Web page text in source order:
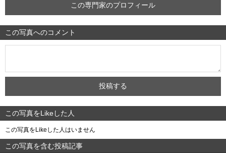
この専門家のプロフィール
この写真へのコメント
この写真をLikeした人
この写真をLikeした人はいません
この写真を含む投稿記事